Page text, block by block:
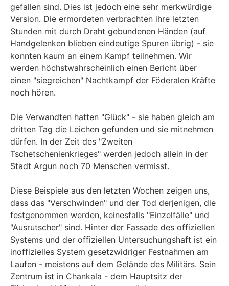
gefallen sind. Dies ist jedoch eine sehr merkwürdige
Version. Die ermordeten verbrachten ihre letzten
Stunden mit durch Draht gebundenen Händen (auf
Handgelenken blieben eindeutige Spuren übrig) - sie
konnten kaum an einem Kampf teilnehmen. Wir
werden höchstwahrscheinlich einen Bericht über
einen "siegreichen" Nachtkampf der Föderalen Kräfte
noch hören.
Die Verwandten hatten "Glück" - sie haben gleich am
dritten Tag die Leichen gefunden und sie mitnehmen
dürfen. In der Zeit des "Zweiten
Tschetschenienkrieges" werden jedoch allein in der
Stadt Argun noch 70 Menschen vermisst.
Diese Beispiele aus den letzten Wochen zeigen uns,
dass das "Verschwinden" und der Tod derjenigen, die
festgenommen werden, keinesfalls "Einzelfälle" und
"Ausrutscher" sind. Hinter der Fassade des offiziellen
Systems und der offiziellen Untersuchungshaft ist ein
inoffizielles System gesetzwidriger Festnahmen am
Laufen - meistens auf dem Gelände des Militärs. Sein
Zentrum ist in Chankala - dem Hauptsitz der